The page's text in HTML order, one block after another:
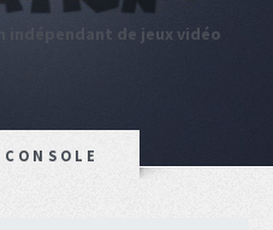
de jeux vidéo